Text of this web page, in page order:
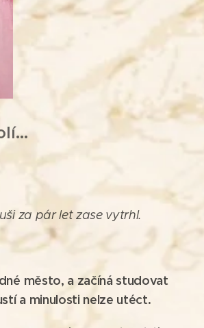
za pár let zase vytrhl.
město, a začíná studovat
a minulosti nelze utéct.